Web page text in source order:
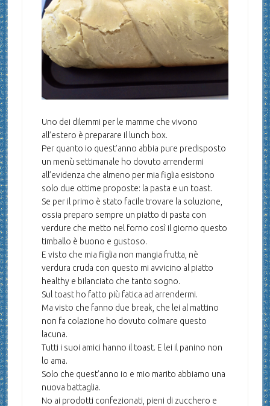
Uno dei dilemmi per le mamme che vivono
all’estero è preparare il lunch box.
Per quanto io quest’anno abbia pure predisposto
un menù settimanale ho dovuto arrendermi
all’evidenza che almeno per mia figlia esistono
solo due ottime proposte: la pasta e un toast.
Se per il primo è stato facile trovare la soluzione,
ossia preparo sempre un piatto di pasta con
verdure che metto nel forno così il giorno questo
timballo è buono e gustoso.
E visto che mia figlia non mangia frutta, nè
verdura cruda con questo mi avvicino al piatto
healthy e bilanciato che tanto sogno.
Sul toast ho fatto più fatica ad arrendermi.
Ma visto che fanno due break, che lei al mattino
non fa colazione ho dovuto colmare questo
lacuna.
Tutti i suoi amici hanno il toast. E lei il panino non
lo ama.
Solo che quest’anno io e mio marito abbiamo una
nuova battaglia.
No ai prodotti confezionati, pieni di zucchero e